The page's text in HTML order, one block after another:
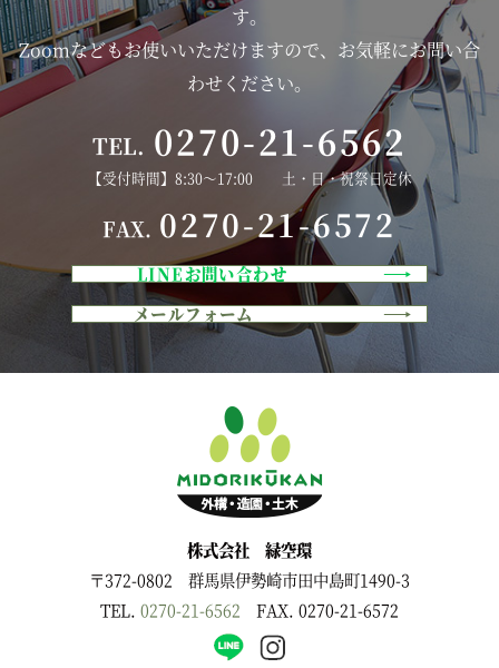
す。
Zoomなどもお使いいただけますので、お気軽にお問い合
わせください。
TEL. 0270-21-6562
【受付時間】8:30～17:00 土・日・祝祭日定休
FAX. 0270-21-6572
LINEお問い合わせ
メールフォーム
株式会社 緑空環
〒372-0802 群馬県伊勢崎市田中島町1490-3
TEL. 0270-21-6562 FAX. 0270-21-6572